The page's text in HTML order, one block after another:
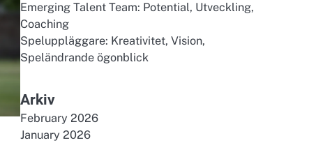
Emerging Talent Team: Potential, Utveckling,
Coaching
Speluppläggare: Kreativitet, Vision,
Speländrande ögonblick
Arkiv
February 2026
January 2026